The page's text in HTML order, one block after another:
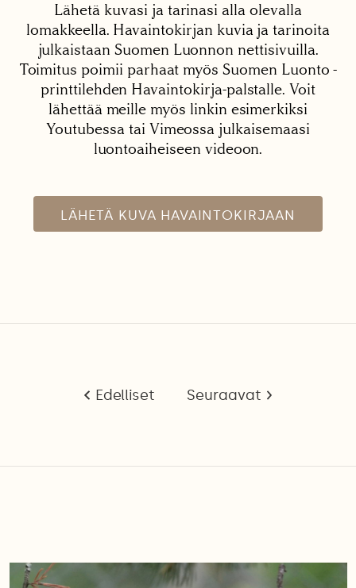
Lähetä kuvasi ja tarinasi alla olevalla
lomakkeella. Havaintokirjan kuvia ja tarinoita
julkaistaan Suomen Luonnon nettisivuilla.
Toimitus poimii parhaat myös Suomen Luonto -
printtilehden Havaintokirja-palstalle. Voit
lähettää meille myös linkin esimerkiksi
Youtubessa tai Vimeossa julkaisemaasi
luontoaiheiseen videoon.
LÄHETÄ KUVA HAVAINTOKIRJAAN
Edelliset Seuraavat